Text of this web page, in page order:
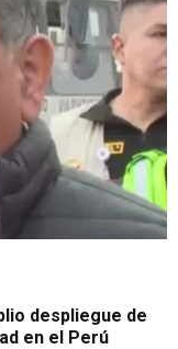
despliegue de
en el Perú